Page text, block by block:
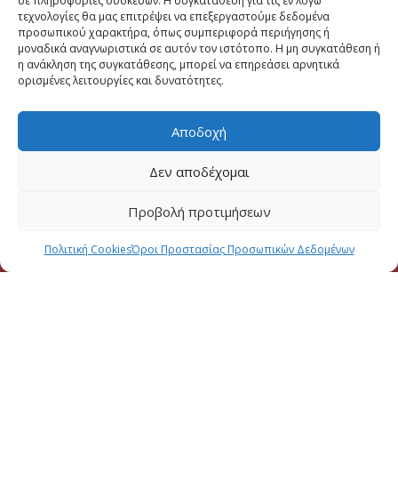
τεχνολογίες θα μας επιτρέψει να επεξεργαστούμε δεδομένα
προσωπικού χαρακτήρα, όπως συμπεριφορά περιήγησης ή
μοναδικά αναγνωριστικά σε αυτόν τον ιστότοπο. Η μη συγκατάθεση ή
η ανάκληση της συγκατάθεσης, μπορεί να επηρεάσει αρνητικά
ορισμένες λειτουργίες και δυνατότητες.
Αποδοχή
Δεν αποδέχομαι
Προβολή προτιμήσεων
Πολιτική CookiesΌροι Προστασίας Προσωπικών Δεδομένων
Το Email σας (υποχρεωτικο)
Μηνυμα